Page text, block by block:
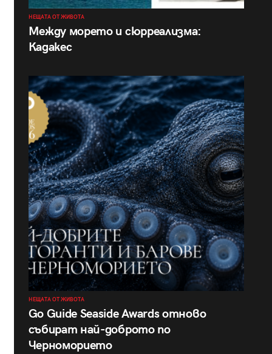
НЕЩАТА ОТ ЖИВОТА
Между морето и сюрреализма:
Кадакес
НЕЩАТА ОТ ЖИВОТА
Go Guide Seaside Awards отново
събират най-доброто по
Черноморието